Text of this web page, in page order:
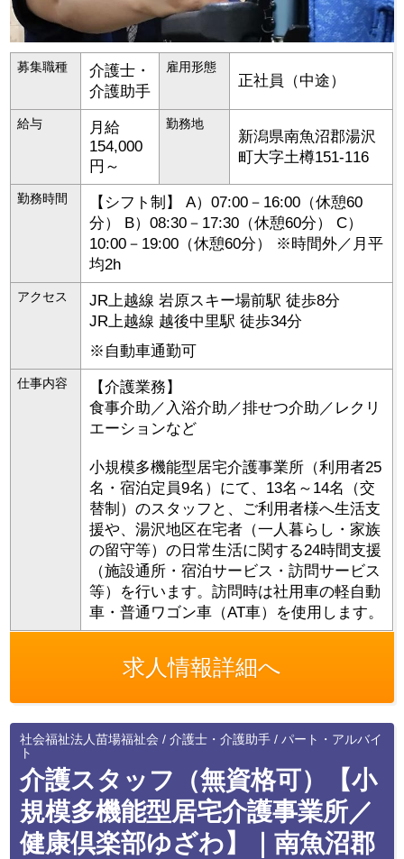
募集職種
介護士・
介護助手
雇用形態
正社員（中途）
給与
月給
154,000
円～
勤務地
新潟県南魚沼郡湯沢
町大字土樽151-116
勤務時間
【シフト制】 A）07:00－16:00（休憩60
分） B）08:30－17:30（休憩60分） C）
10:00－19:00（休憩60分） ※時間外／月平
均2h
アクセス
JR上越線 岩原スキー場前駅 徒歩8分
JR上越線 越後中里駅 徒歩34分
※自動車通勤可
仕事内容
【介護業務】
食事介助／入浴介助／排せつ介助／レクリ
エーションなど
小規模多機能型居宅介護事業所（利用者25
名・宿泊定員9名）にて、13名～14名（交
替制）のスタッフと、ご利用者様へ生活支
援や、湯沢地区在宅者（一人暮らし・家族
の留守等）の日常生活に関する24時間支援
（施設通所・宿泊サービス・訪問サービス
等）を行います。訪問時は社用車の軽自動
車・普通ワゴン車（AT車）を使用します。
求人情報詳細へ
社会福祉法人苗場福祉会 / 介護士・介護助手 / パート・アルバイ
ト
介護スタッフ（無資格可）【小
規模多機能型居宅介護事業所／
健康倶楽部ゆざわ】｜南魚沼郡